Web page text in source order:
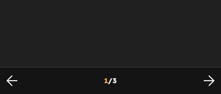
1/3